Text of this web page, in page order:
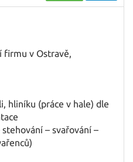
firmu v Ostravě,
hliníku (práce v hale) dle
– svařování –